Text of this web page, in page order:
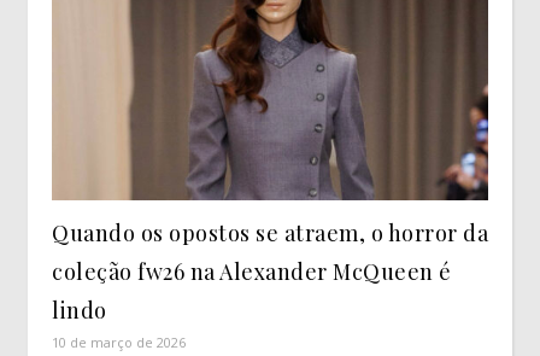
Quando os opostos se atraem, o horror da
coleção fw26 na Alexander McQueen é
lindo
10 de março de 2026